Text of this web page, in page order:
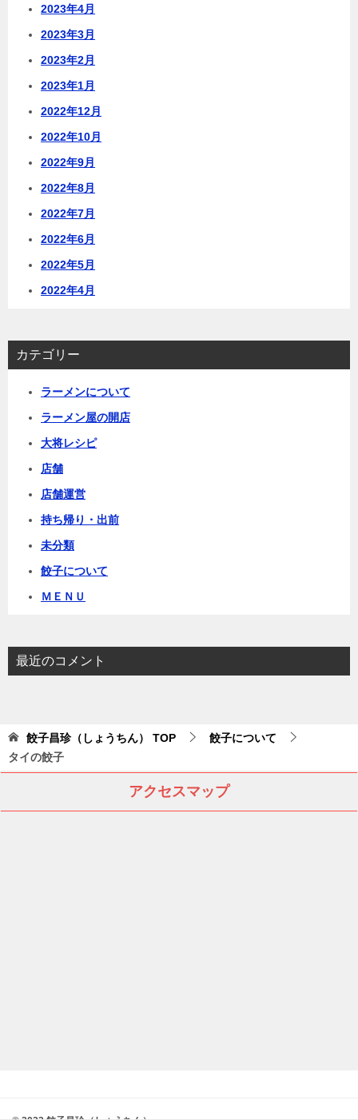
2023年4月
2023年3月
2023年2月
2023年1月
2022年12月
2022年10月
2022年9月
2022年8月
2022年7月
2022年6月
2022年5月
2022年4月
カテゴリー
ラーメンについて
ラーメン屋の開店
大将レシピ
店舗
店舗運営
持ち帰り・出前
未分類
餃子について
ＭＥＮＵ
最近のコメント
餃子昌珍（しょうちん） TOP
餃子について
タイの餃子
アクセスマップ